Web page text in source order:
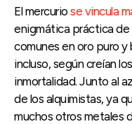
El mercurio se vincula
enigmática práctica
comunes en oro puro y
incluso, según creían
inmortalidad. Junto al
de los alquimistas, ya
muchos otros metales